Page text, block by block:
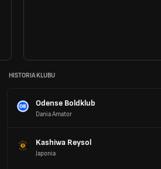
HISTORIA KLUBU
Odense Boldklub
Dania Amator
Kashiwa Reysol
Japonia